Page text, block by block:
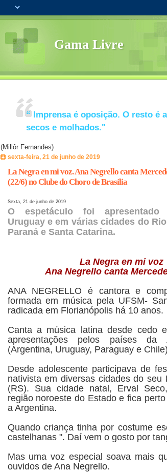
Gama Livre
“ Imprensa é oposição. O resto é
secos e molhados."
(Millôr Fernandes)
sexta-feira, 21 de junho de 2019
La Negra en mi voz. Ana Negrello canta
(22/6) no Clube do Choro de Brasília
Sexta, 21 de junho de 2019
O espetáculo foi apresentado
Uruguay e em várias cidades do
Paraná e Santa Catarina.
La Negra en mi voz
Ana Negrello canta
ANA NEGRELLO é cantora e
formada em música pela UFSM-
radicada em Florianópolis há 10 anos.
Canta a música latina desde cedo
apresentações pelos países da
(Argentina, Uruguay, Paraguay e
Desde adolescente participava de
nativista em diversas cidades do seu
(RS). Sua cidade natal, Erval
região noroeste do Estado e fica
a Argentina.
Quando criança tinha por costume
castelhanas ". Daí vem o gosto por
Mas uma voz especial soava mais
ouvidos de Ana Negrello.